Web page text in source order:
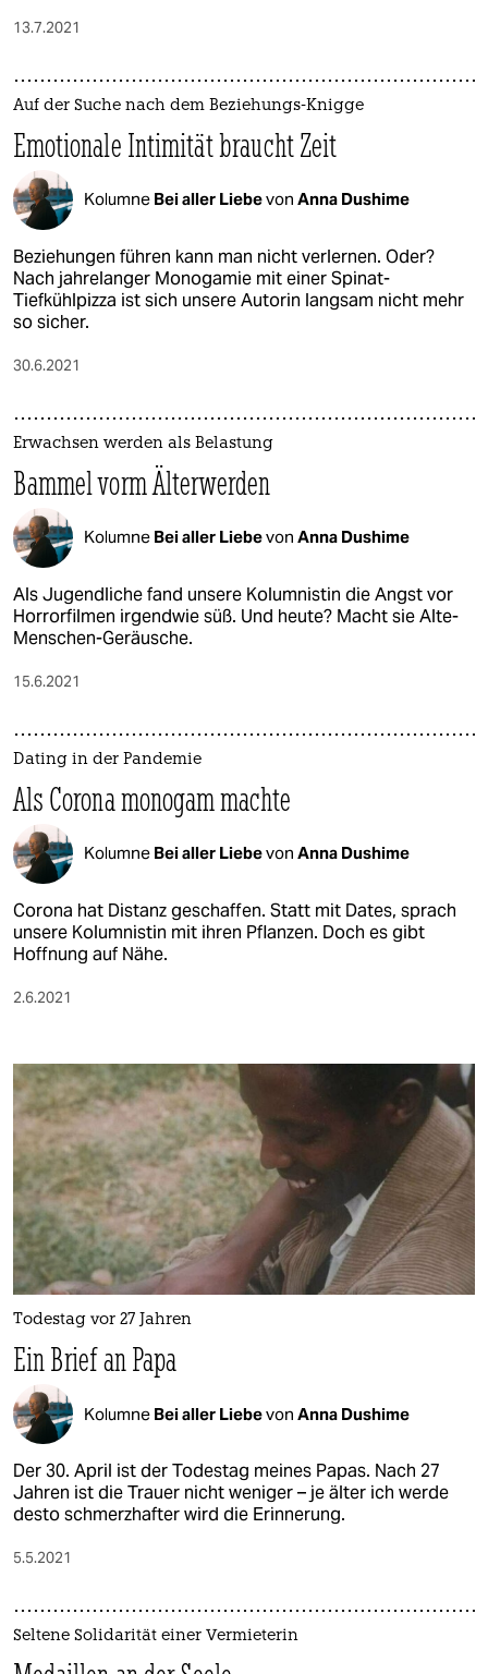
13.7.2021
Auf der Suche nach dem Beziehungs-Knigge
Emotionale Intimität braucht Zeit
Kolumne Bei aller Liebevon Anna Dushime
Beziehungen führen kann man nicht verlernen. Oder?
Nach jahrelanger Monogamie mit einer Spinat-
Tiefkühlpizza ist sich unsere Autorin langsam nicht mehr
so sicher.
30.6.2021
Erwachsen werden als Belastung
Bammel vorm Älterwerden
Kolumne Bei aller Liebevon Anna Dushime
Als Jugendliche fand unsere Kolumnistin die Angst vor
Horrorfilmen irgendwie süß. Und heute? Macht sie Alte-
Menschen-Geräusche.
15.6.2021
Dating in der Pandemie
Als Corona monogam machte
Kolumne Bei aller Liebevon Anna Dushime
Corona hat Distanz geschaffen. Statt mit Dates, sprach
unsere Kolumnistin mit ihren Pflanzen. Doch es gibt
Hoffnung auf Nähe.
2.6.2021
Todestag vor 27 Jahren
Ein Brief an Papa
Kolumne Bei aller Liebevon Anna Dushime
Der 30. April ist der Todestag meines Papas. Nach 27
Jahren ist die Trauer nicht weniger – je älter ich werde
desto schmerzhafter wird die Erinnerung.
5.5.2021
Seltene Solidarität einer Vermieterin